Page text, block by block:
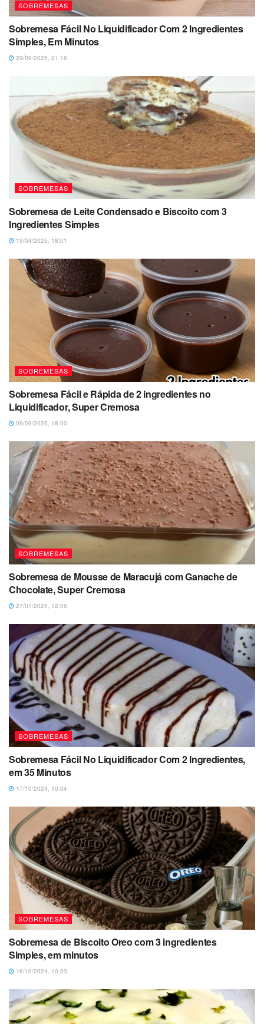
SOBREMESAS
Sobremesa Fácil No Liquidificador Com 2 Ingredientes
Simples, Em Minutos
29/09/2025, 21:16
SOBREMESAS
Sobremesa de Leite Condensado e Biscoito com 3
Ingredientes Simples
19/04/2025, 18:01
SOBREMESAS
Sobremesa Fácil e Rápida de 2 ingredientes no
Liquidificador, Super Cremosa
09/09/2025, 18:00
SOBREMESAS
Sobremesa de Mousse de Maracujá com Ganache de
Chocolate, Super Cremosa
27/01/2025, 12:06
SOBREMESAS
Sobremesa Fácil No Liquidificador Com 2 Ingredientes,
em 35 Minutos
17/10/2024, 10:04
SOBREMESAS
Sobremesa de Biscoito Oreo com 3 ingredientes
Simples, em minutos
16/10/2024, 10:03